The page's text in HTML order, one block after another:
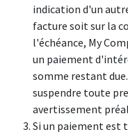
indication d'un
facture soit sur la
l'échéance, My
un paiement
somme restant
suspendre toute
avertissement
Si un paiement est